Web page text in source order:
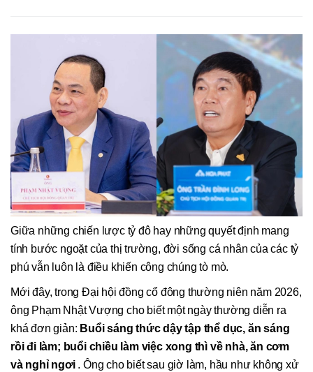
Giữa những chiến lược tỷ đô hay những quyết định mang
tính bước ngoặt của thị trường, đời sống cá nhân của các tỷ
phú vẫn luôn là điều khiến công chúng tò mò.
Mới đây, trong Đại hội đồng cổ đông thường niên năm 2026,
ông Phạm Nhật Vượng cho biết một ngày thường diễn ra
khá đơn giản: Buổi sáng thức dậy tập thể dục, ăn sáng
rồi đi làm; buổi chiều làm việc xong thì về nhà, ăn cơm
và nghỉ ngơi . Ông cho biết sau giờ làm, hầu như không xử